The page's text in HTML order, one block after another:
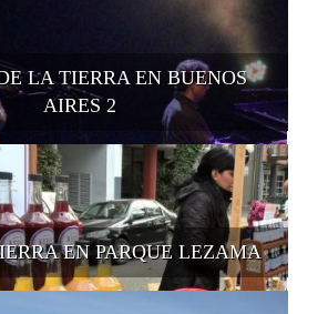
LA TIERRA EN BUENOS
AIRES 2
EN PARQUE LEZAMA